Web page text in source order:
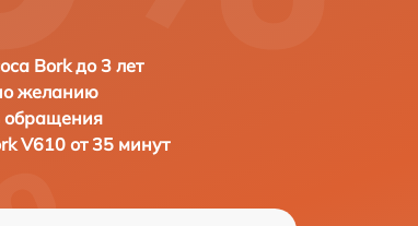
Bork до 3 лет
желанию
обращения
V610 от 35 минут